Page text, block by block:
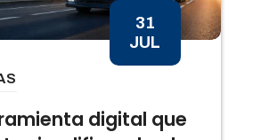
digital que
31
JUL